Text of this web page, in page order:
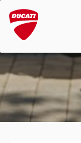
de
productos